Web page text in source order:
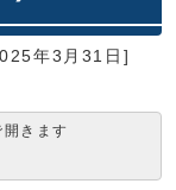
年3月31日]
きます